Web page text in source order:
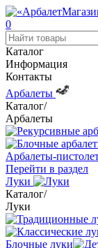
0
Каталог
Информация
Контакты
Арбалеты
Каталог/
Арбалеты
Арбалеты-
Перейти в раздел
Луки
Каталог/
Луки
Блочные луки